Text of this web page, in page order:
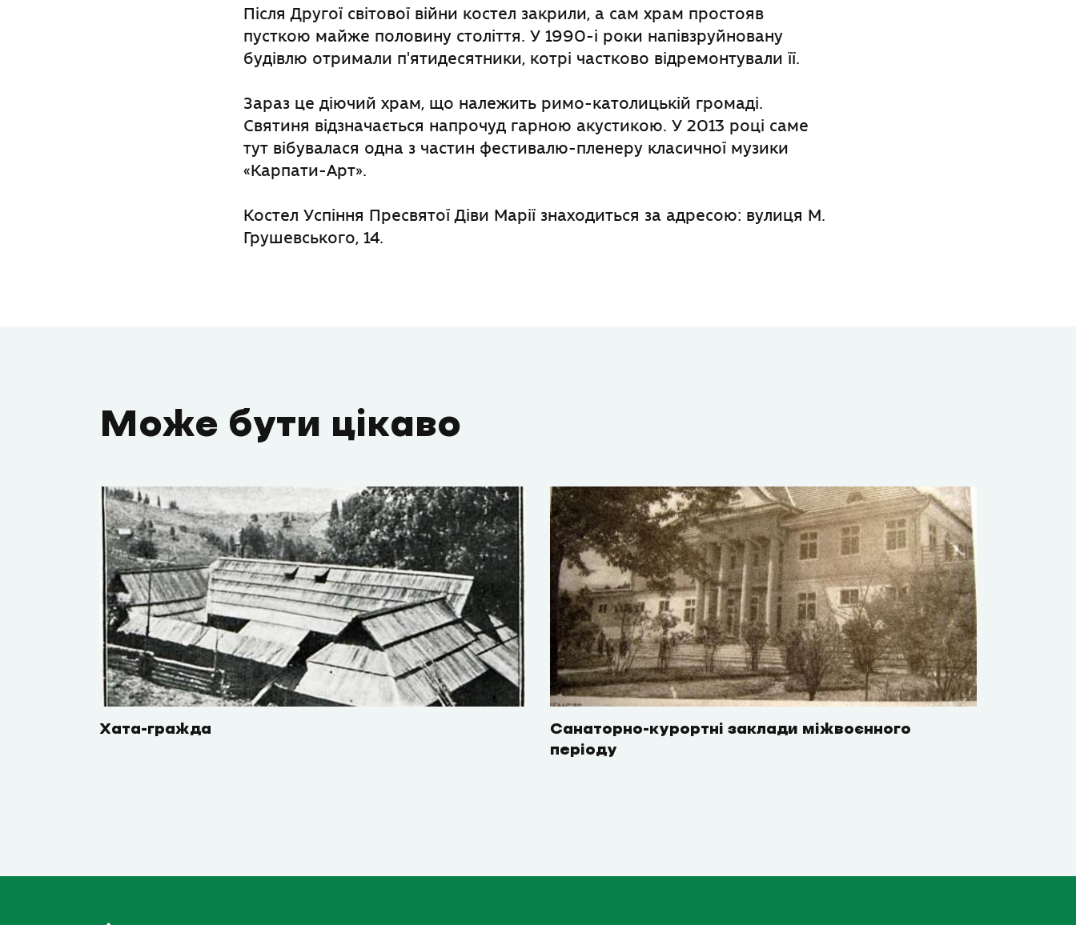
Після Другої світової війни костел закрили, а сам храм простояв
пусткою майже половину століття. У 1990-і роки напівзруйновану
будівлю отримали п'ятидесятники, котрі частково відремонтували її.
Зараз це діючий храм, що належить римо-католицькій громаді.
Святиня відзначається напрочуд гарною акустикою. У 2013 році саме
тут вібувалася одна з частин фестивалю-пленеру класичної музики
«Карпати-Арт».
Костел Успіння Пресвятої Діви Марії знаходиться за адресою: вулиця М.
Грушевського, 14.
Може бути цікаво
Хата-гражда
Санаторно-курортні заклади міжвоєнного
періоду